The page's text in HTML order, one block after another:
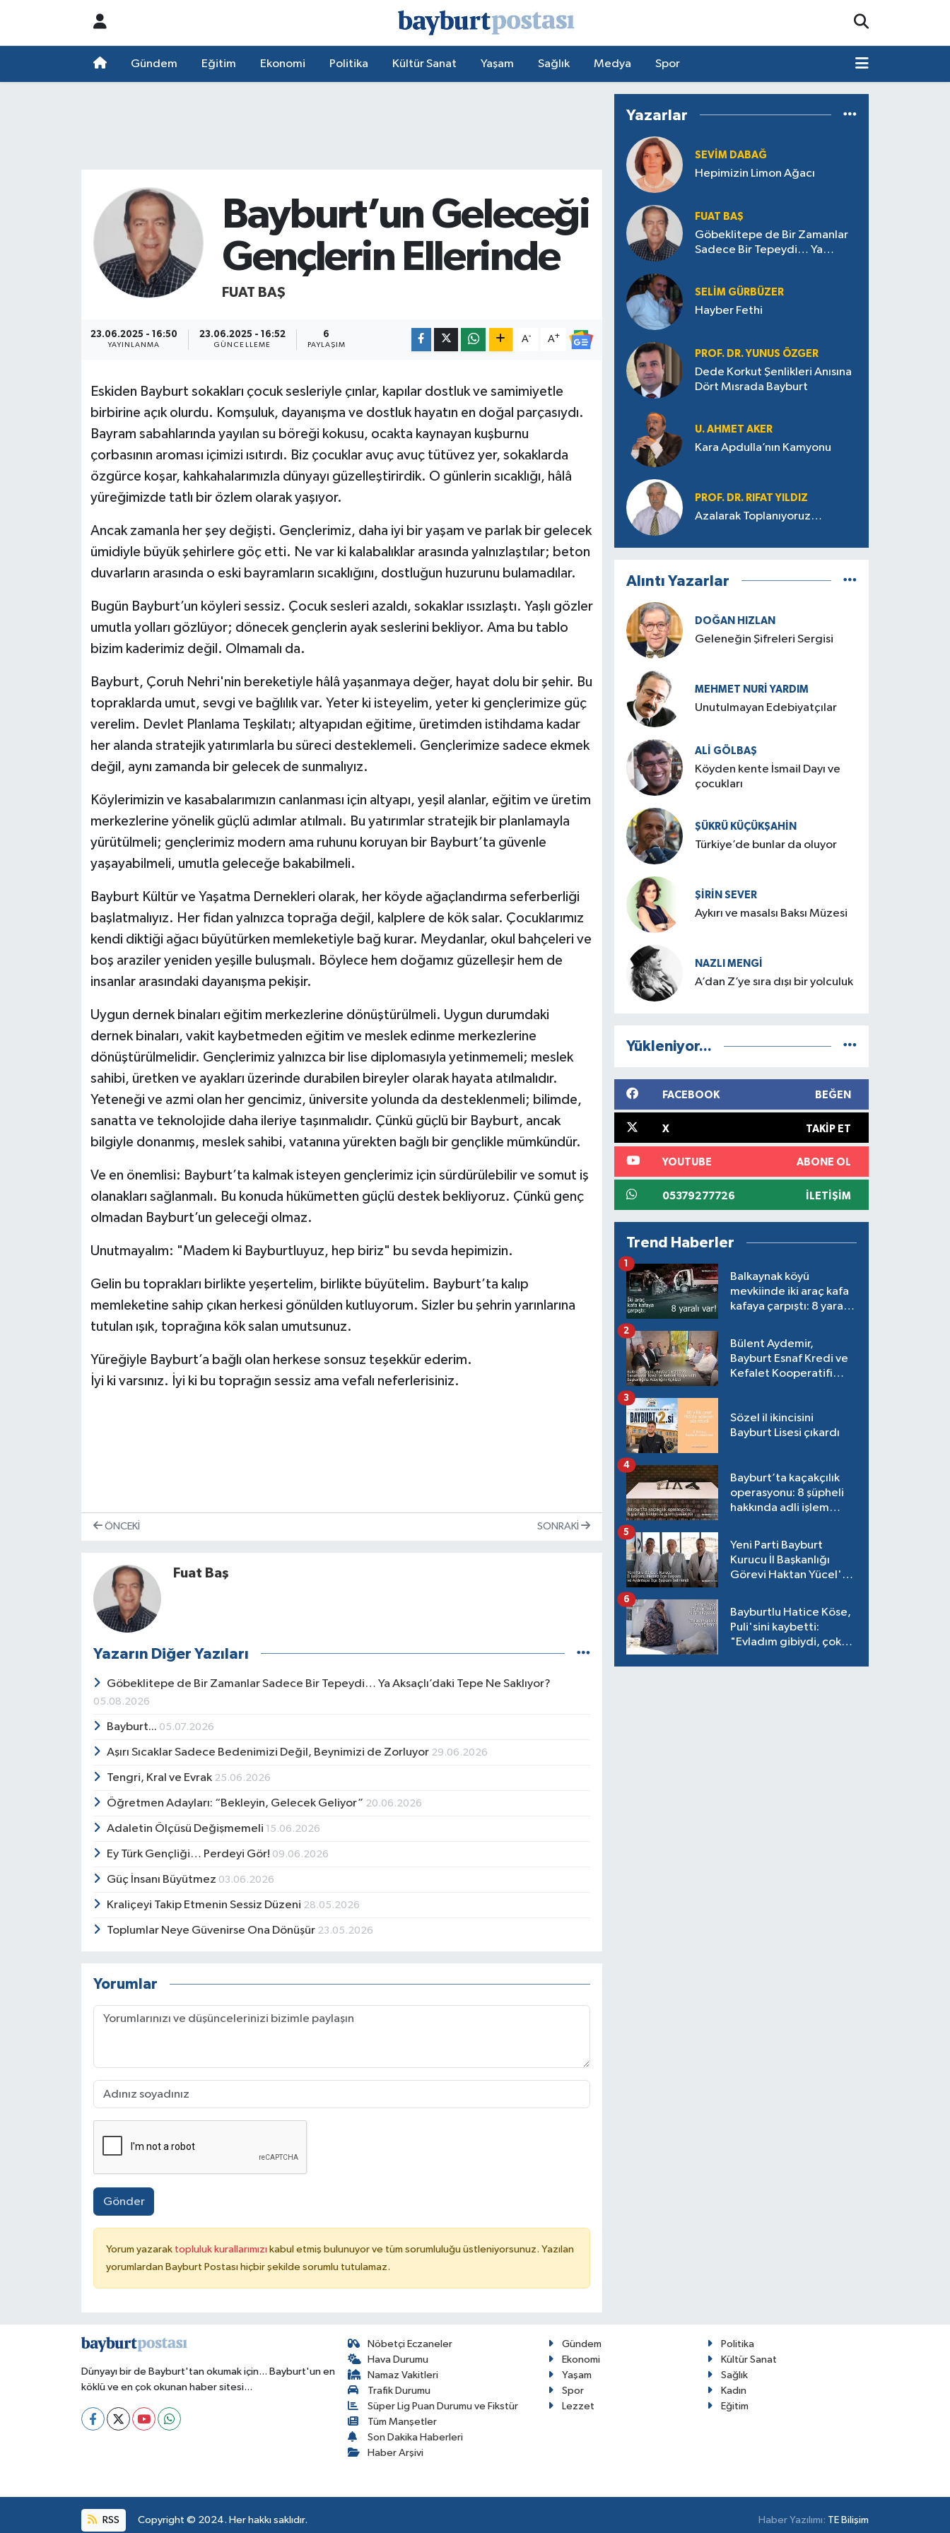
Gündem Eğitim Ekonomi Politika Kültür Sanat Yaşam Sağlık Medya Spor
Bayburt’un Geleceği
Gençlerin Ellerinde
FUAT BAŞ
23.06.2025 - 16:50
YAYINLANMA
23.06.2025 - 16:52
GÜNCELLEME
6
PAYLAŞIM
A- A+
Eskiden Bayburt sokakları çocuk sesleriyle çınlar, kapılar dostluk ve samimiyetle
birbirine açık olurdu. Komşuluk, dayanışma ve dostluk hayatın en doğal parçasıydı.
Bayram sabahlarında yayılan su böreği kokusu, ocakta kaynayan kuşburnu
çorbasının aroması içimizi ısıtırdı. Biz çocuklar avuç avuç tütüvez yer, sokaklarda
özgürce koşar, kahkahalarımızla dünyayı güzelleştirirdik. O günlerin sıcaklığı, hâlâ
yüreğimizde tatlı bir özlem olarak yaşıyor.
Ancak zamanla her şey değişti. Gençlerimiz, daha iyi bir yaşam ve parlak bir gelecek
ümidiyle büyük şehirlere göç etti. Ne var ki kalabalıklar arasında yalnızlaştılar; beton
duvarların arasında o eski bayramların sıcaklığını, dostluğun huzurunu bulamadılar.
Bugün Bayburt’un köyleri sessiz. Çocuk sesleri azaldı, sokaklar ıssızlaştı. Yaşlı gözler
umutla yolları gözlüyor; dönecek gençlerin ayak seslerini bekliyor. Ama bu tablo
bizim kaderimiz değil. Olmamalı da.
Bayburt, Çoruh Nehri'nin bereketiyle hâlâ yaşanmaya değer, hayat dolu bir şehir. Bu
topraklarda umut, sevgi ve bağlılık var. Yeter ki isteyelim, yeter ki gençlerimize güç
verelim. Devlet Planlama Teşkilatı; altyapıdan eğitime, üretimden istihdama kadar
her alanda stratejik yatırımlarla bu süreci desteklemeli. Gençlerimize sadece ekmek
değil, aynı zamanda bir gelecek de sunmalıyız.
Köylerimizin ve kasabalarımızın canlanması için altyapı, yeşil alanlar, eğitim ve üretim
merkezlerine yönelik güçlü adımlar atılmalı. Bu yatırımlar stratejik bir planlamayla
yürütülmeli; gençlerimiz modern ama ruhunu koruyan bir Bayburt’ta güvenle
yaşayabilmeli, umutla geleceğe bakabilmeli.
Bayburt Kültür ve Yaşatma Dernekleri olarak, her köyde ağaçlandırma seferberliği
başlatmalıyız. Her fidan yalnızca toprağa değil, kalplere de kök salar. Çocuklarımız
kendi diktiği ağacı büyütürken memleketiyle bağ kurar. Meydanlar, okul bahçeleri ve
boş araziler yeniden yeşille buluşmalı. Böylece hem doğamız güzelleşir hem de
insanlar arasındaki dayanışma pekişir.
Uygun dernek binaları eğitim merkezlerine dönüştürülmeli. Uygun durumdaki
dernek binaları, vakit kaybetmeden eğitim ve meslek edinme merkezlerine
dönüştürülmelidir. Gençlerimiz yalnızca bir lise diplomasıyla yetinmemeli; meslek
sahibi, üretken ve ayakları üzerinde durabilen bireyler olarak hayata atılmalıdır.
Yeteneği ve azmi olan her gencimiz, üniversite yolunda da desteklenmeli; bilimde,
sanatta ve teknolojide daha ileriye taşınmalıdır. Çünkü güçlü bir Bayburt, ancak
bilgiyle donanmış, meslek sahibi, vatanına yürekten bağlı bir gençlikle mümkündür.
Ve en önemlisi: Bayburt’ta kalmak isteyen gençlerimiz için sürdürülebilir ve somut iş
olanakları sağlanmalı. Bu konuda hükümetten güçlü destek bekliyoruz. Çünkü genç
olmadan Bayburt’un geleceği olmaz.
Unutmayalım: "Madem ki Bayburtluyuz, hep biriz" bu sevda hepimizin.
Gelin bu toprakları birlikte yeşertelim, birlikte büyütelim. Bayburt’ta kalıp
memleketine sahip çıkan herkesi gönülden kutluyorum. Sizler bu şehrin yarınlarına
tutulan ışık, toprağına kök salan umutsunuz.
Yüreğiyle Bayburt’a bağlı olan herkese sonsuz teşekkür ederim.
İyi ki varsınız. İyi ki bu toprağın sessiz ama vefalı neferlerisiniz.
ÖNCEKI SONRAKI
Fuat Baş
Yazarın Diğer Yazıları
Göbeklitepe de Bir Zamanlar Sadece Bir Tepeydi… Ya Aksaçlı’daki Tepe Ne Saklıyor?
05.08.2026
Bayburt... 05.07.2026
Aşırı Sıcaklar Sadece Bedenimizi Değil, Beynimizi de Zorluyor 29.06.2026
Tengri, Kral ve Evrak 25.06.2026
Öğretmen Adayları: “Bekleyin, Gelecek Geliyor” 20.06.2026
Adaletin Ölçüsü Değişmemeli 15.06.2026
Ey Türk Gençliği… Perdeyi Gör! 09.06.2026
Güç İnsanı Büyütmez 03.06.2026
Kraliçeyi Takip Etmenin Sessiz Düzeni 28.05.2026
Toplumlar Neye Güvenirse Ona Dönüşür 23.05.2026
Yorumlar
Gönder
Yorum yazarak topluluk kurallarımızı kabul etmiş bulunuyor ve tüm sorumluluğu üstleniyorsunuz. Yazılan
yorumlardan Bayburt Postası hiçbir şekilde sorumlu tutulamaz.
Yazarlar
SEVIM DABAĞ
Hepimizin Limon Ağacı
FUAT BAŞ
Göbeklitepe de Bir Zamanlar
Sadece Bir Tepeydi… Ya
SELIM GÜRBÜZER
Hayber Fethi
PROF. DR. YUNUS ÖZGER
Dede Korkut Şenlikleri Anısına
Dört Mısrada Bayburt
U. AHMET AKER
Kara Apdulla’nın Kamyonu
PROF. DR. RIFAT YILDIZ
Azalarak Toplanıyoruz…
Alıntı Yazarlar
DOĞAN HIZLAN
Geleneğin Şifreleri Sergisi
MEHMET NURI YARDIM
​Unutulmayan Edebiyatçılar
ALI GÖLBAŞ
Köyden kente İsmail Dayı ve
çocukları
ŞÜKRÜ KÜÇÜKŞAHIN
Türkiye’de bunlar da oluyor
ŞIRIN SEVER
Aykırı ve masalsı Baksı Müzesi
NAZLI MENGI
A’dan Z’ye sıra dışı bir yolculuk
Yükleniyor...
FACEBOOK BEĞEN
X TAKIP ET
YOUTUBE ABONE OL
05379277726 İLETIŞIM
Trend Haberler
Balkaynak köyü
mevkiinde iki araç kafa
kafaya çarpıştı: 8 yaralı
1
Bülent Aydemir,
Bayburt Esnaf Kredi ve
Kefalet Kooperatifi
2
Sözel il ikincisini
Bayburt Lisesi çıkardı
3
Bayburt’ta kaçakçılık
operasyonu: 8 şüpheli
hakkında adli işlem
4
Yeni Parti Bayburt
Kurucu İl Başkanlığı
Görevi Haktan Yücel'e
5
Bayburtlu Hatice Köse,
Puli'sini kaybetti:
"Evladım gibiydi, çok
6
Dünyayı bir de Bayburt'tan okumak için... Bayburt'un en
köklü ve en çok okunan haber sitesi...
Nöbetçi Eczaneler
Hava Durumu
Namaz Vakitleri
Trafik Durumu
Süper Lig Puan Durumu ve Fikstür
Tüm Manşetler
Son Dakika Haberleri
Haber Arşivi
Gündem
Politika
Ekonomi
Kültür Sanat
Yaşam
Sağlık
Spor
Kadın
Lezzet
Eğitim
RSS Copyright © 2024. Her hakkı saklıdır. Haber Yazılımı: TE Bilişim
Süper Lig Puan Durumu ve Fikstür
Tüm Manşetler
Son Dakika Haberleri